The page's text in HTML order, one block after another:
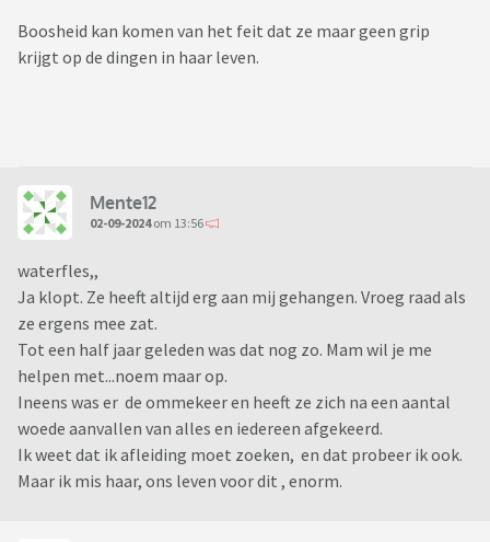
Boosheid kan komen van het feit dat ze maar geen grip
krijgt op de dingen in haar leven.
Mente12
02-09-2024om 13:56
waterfles,,
Ja klopt. Ze heeft altijd erg aan mij gehangen. Vroeg raad als
ze ergens mee zat.
Tot een half jaar geleden was dat nog zo. Mam wil je me
helpen met...noem maar op.
Ineens was er de ommekeer en heeft ze zich na een aantal
woede aanvallen van alles en iedereen afgekeerd.
Ik weet dat ik afleiding moet zoeken, en dat probeer ik ook.
Maar ik mis haar, ons leven voor dit , enorm.